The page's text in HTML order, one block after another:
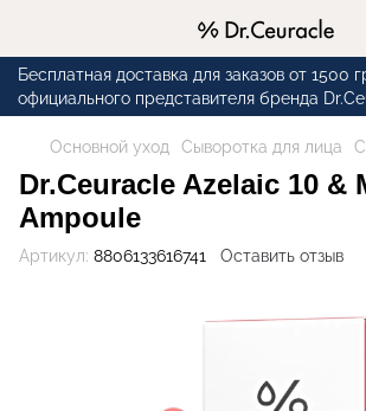
Бесплатная доставка для заказов от 1500
официального представителя бренда
Основной уход Сыворотка для лица
Dr.Ceuracle Azelaic 10 &
Ampoule
Артикул: 8806133616741 Оставить отзыв